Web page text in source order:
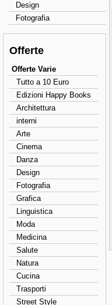
Design
Fotografia
Offerte
Offerte Varie
Tutto a 10 Euro
Edizioni Happy Books
Architettura
interni
Arte
Cinema
Danza
Design
Fotografia
Grafica
Linguistica
Moda
Medicina
Salute
Natura
Cucina
Trasporti
Street Style